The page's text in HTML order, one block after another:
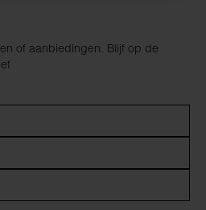
of aanbiedingen. Blijf op de